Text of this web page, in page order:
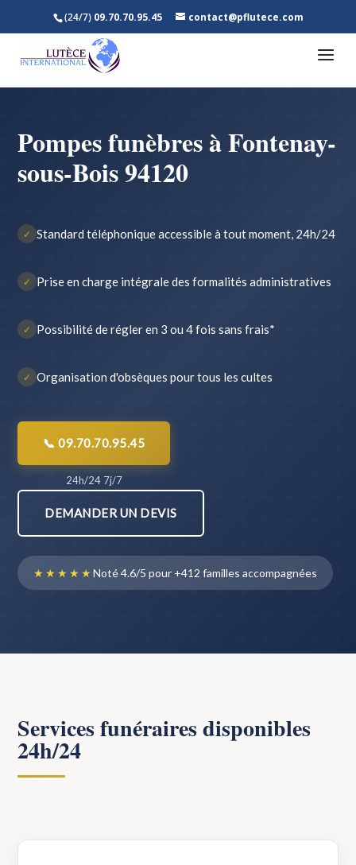
(24/7) 09.70.70.95.45 contact@pflutece.com
Pompes funèbres à Fontenay-
sous-Bois 94120
✓ Standard téléphonique accessible à tout moment, 24h/24
✓ Prise en charge intégrale des formalités administratives
✓ Possibilité de régler en 3 ou 4 fois sans frais*
✓ Organisation d'obsèques pour tous les cultes
📞 09.70.70.95.45
24h/24 7j/7
DEMANDER UN DEVIS
★★★★★Noté 4.6/5 pour +412 familles accompagnées
Services funéraires disponibles
24h/24